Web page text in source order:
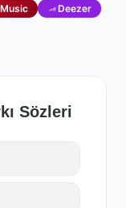
Deezer
Sözleri